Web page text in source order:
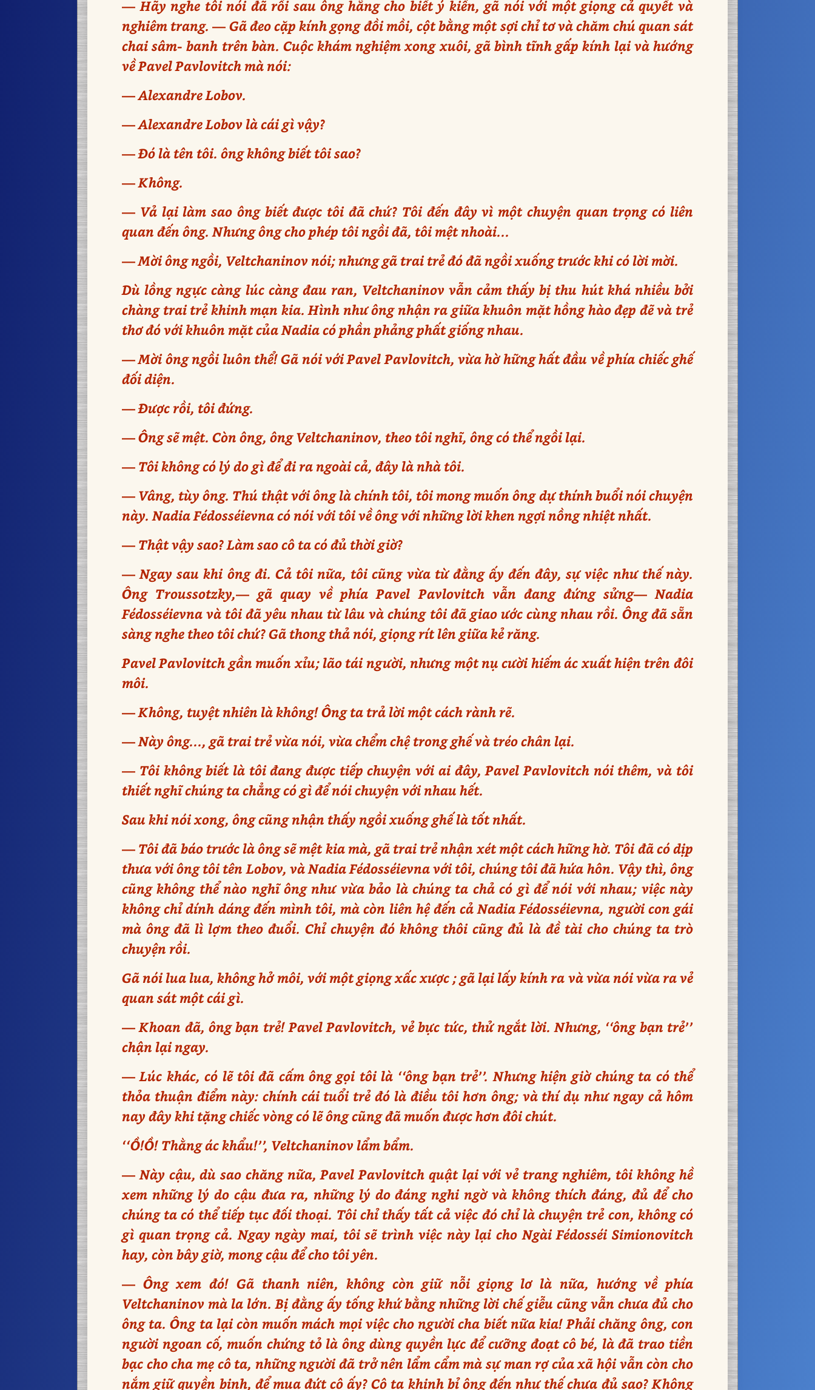
— Hãy nghe tôi nói đã rồi sau ông hẵng cho biết ý kiến, gã nói với một giọng cả quyết và
nghiêm trang. — Gã đeo cặp kính gọng đồi mồi, cột bằng một sợi chỉ tơ và chăm chú quan sát
chai sâm- banh trên bàn. Cuộc khám nghiệm xong xuôi, gã bình tĩnh gấp kính lại và hướng
về Pavel Pavlovitch mà nói:
— Alexandre Lobov.
— Alexandre Lobov là cái gì vậy?
— Đó là tên tôi. ông không biết tôi sao?
— Không.
— Vả lại làm sao ông biết được tôi đã chứ? Tôi đến đây vì một chuyện quan trọng có liên
quan đến ông. Nhưng ông cho phép tôi ngồi đã, tôi mệt nhoài...
— Mời ông ngồi, Veltchaninov nói; nhưng gã trai trẻ đó đã ngồi xuống trước khi có lời mời.
Dù lồng ngực càng lúc càng đau ran, Veltchaninov vẫn cảm thấy bị thu hút khá nhiều bởi
chàng trai trẻ khinh mạn kia. Hình như ông nhận ra giữa khuôn mặt hồng hào đẹp đẽ và trẻ
thơ đó với khuôn mặt của Nadia có phần phảng phất giống nhau.
— Mời ông ngồi luôn thể! Gã nói với Pavel Pavlovitch, vừa hờ hững hất đầu về phía chiếc ghế
đối diện.
— Được rồi, tôi đứng.
— Ông sẽ mệt. Còn ông, ông Veltchaninov, theo tôi nghĩ, ông có thể ngồi lại.
— Tôi không có lý do gì để đi ra ngoài cả, đây là nhà tôi.
— Vâng, tùy ông. Thú thật với ông là chính tôi, tôi mong muốn ông dự thính buổi nói chuyện
này. Nadia Fédosséievna có nói với tôi về ông với những lời khen ngợi nồng nhiệt nhất.
— Thật vậy sao? Làm sao cô ta có đủ thời giờ?
— Ngay sau khi ông đi. Cả tôi nữa, tôi cũng vừa từ đằng ấy đến đây, sự việc như thế này.
Ông Troussotzky,— gã quay về phía Pavel Pavlovitch vẫn đang đứng sửng— Nadia
Fédosséievna và tôi đã yêu nhau từ lâu và chúng tôi đã giao ước cùng nhau rồi. Ông đã sẵn
sàng nghe theo tôi chứ? Gã thong thả nói, giọng rít lên giữa kẻ răng.
Pavel Pavlovitch gần muốn xỉu; lão tái người, nhưng một nụ cười hiếm ác xuất hiện trên đôi
môi.
— Không, tuyệt nhiên là không! Ông ta trả lời một cách rành rẽ.
— Này ông..., gã trai trẻ vừa nói, vừa chểm chệ trong ghế và tréo chân lại.
— Tôi không biết là tôi đang được tiếp chuyện với ai đây, Pavel Pavlovitch nói thêm, và tôi
thiết nghĩ chúng ta chẳng có gì để nói chuyện với nhau hết.
Sau khi nói xong, ông cũng nhận thấy ngồi xuống ghế là tốt nhất.
— Tôi đã báo trước là ông sẽ mệt kia mà, gã trai trẻ nhận xét một cách hững hờ. Tôi đã có dịp
thưa với ông tôi tên Lobov, và Nadia Fédosséievna với tôi, chúng tôi đã hứa hôn. Vậy thì, ông
cũng không thể nào nghĩ ông như vừa bảo là chúng ta chả có gì để nói với nhau; việc này
không chỉ dính dáng đến mình tôi, mà còn liên hệ đến cả Nadia Fédosséievna, người con gái
mà ông đã lì lợm theo đuổi. Chỉ chuyện đó không thôi cũng đủ là đề tài cho chúng ta trò
chuyện rồi.
Gã nói lua lua, không hở môi, với một giọng xấc xược ; gã lại lấy kính ra và vừa nói vừa ra vẻ
quan sát một cái gì.
— Khoan đã, ông bạn trẻ! Pavel Pavlovitch, vẻ bực tức, thử ngắt lời. Nhưng, ‘‘ông bạn trẻ’’
chận lại ngay.
— Lúc khác, có lẽ tôi đã cấm ông gọi tôi là ‘‘ông bạn trẻ’’. Nhưng hiện giờ chúng ta có thể
thỏa thuận điểm này: chính cái tuổi trẻ đó là điều tôi hơn ông; và thí dụ như ngay cả hôm
nay đây khi tặng chiếc vòng có lẽ ông cũng đã muốn được hơn đôi chút.
‘‘Ồ!Ồ! Thằng ác khẩu!’’, Veltchaninov lẩm bẩm.
— Này cậu, dù sao chăng nữa, Pavel Pavlovitch quật lại với vẻ trang nghiêm, tôi không hề
xem những lý do cậu đưa ra, những lý do đáng nghi ngờ và không thích đáng, đủ để cho
chúng ta có thể tiếp tục đối thoại. Tôi chỉ thấy tất cả việc đó chỉ là chuyện trẻ con, không có
gì quan trọng cả. Ngay ngày mai, tôi sẽ trình việc này lại cho Ngài Fédosséi Simionovitch
hay, còn bây giờ, mong cậu để cho tôi yên.
— Ông xem đó! Gã thanh niên, không còn giữ nỗi giọng lơ là nữa, hướng về phía
Veltchaninov mà la lớn. Bị đằng ấy tống khứ bằng những lời chế giễu cũng vẫn chưa đủ cho
ông ta. Ông ta lại còn muốn mách mọi việc cho người cha biết nữa kia! Phải chăng ông, con
người ngoan cố, muốn chứng tỏ là ông dùng quyền lực để cưỡng đoạt cô bé, là đã trao tiền
bạc cho cha mẹ cô ta, những người đã trở nên lẩm cẩm mà sự man rợ của xã hội vẫn còn cho
nắm giữ quyền binh, để mua đứt cô ấy? Cô ta khinh bỉ ông đến như thế chưa đủ sao? Không